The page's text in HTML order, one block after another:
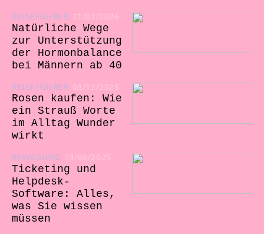
REISEFÜHRER 21/01/2026
Natürliche Wege
zur Unterstützung
der Hormonbalance
bei Männern ab 40
REISEFÜHRER 03/12/2025
Rosen kaufen: Wie
ein Strauß Worte
im Alltag Wunder
wirkt
BEWEGUNG 13/08/2025
Ticketing und
Helpdesk-
Software: Alles,
was Sie wissen
müssen